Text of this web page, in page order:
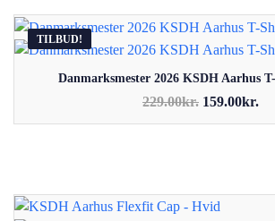
TILBUD!
Danmarksmester 2026 KSDH Aarhus
229.00kr. Den
oprindelige
159.00kr.